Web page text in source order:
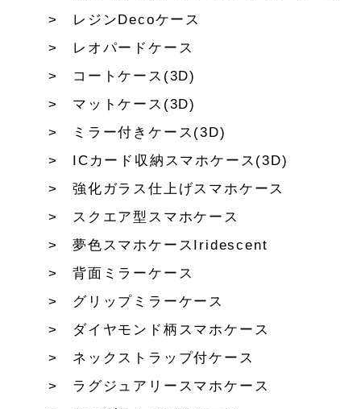
レジンDecoケース
レオパードケース
コートケース(3D)
マットケース(3D)
ミラー付きケース(3D)
ICカード収納スマホケース(3D)
強化ガラス仕上げスマホケース
スクエア型スマホケース
夢色スマホケースIridescent
背面ミラーケース
グリップミラーケース
ダイヤモンド柄スマホケース
ネックストラップ付ケース
ラグジュアリースマホケース